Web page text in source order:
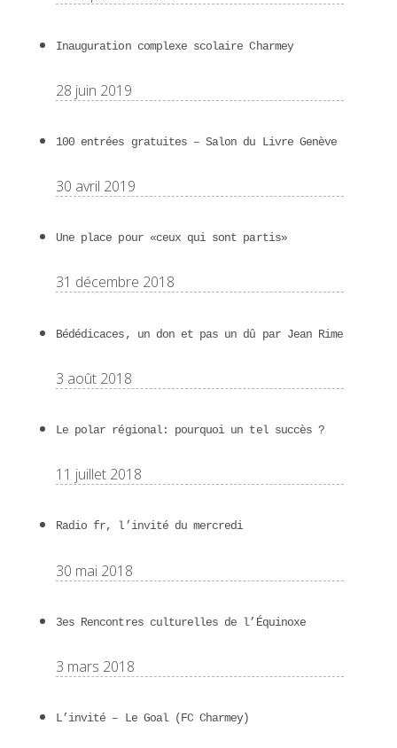
Inauguration complexe scolaire Charmey
28 juin 2019
100 entrées gratuites – Salon du Livre Genève
30 avril 2019
Une place pour «ceux qui sont partis»
31 décembre 2018
Bédédicaces, un don et pas un dû par Jean Rime
3 août 2018
Le polar régional: pourquoi un tel succès ?
11 juillet 2018
Radio fr, l’invité du mercredi
30 mai 2018
3es Rencontres culturelles de l’Équinoxe
3 mars 2018
L’invité – Le Goal (FC Charmey)